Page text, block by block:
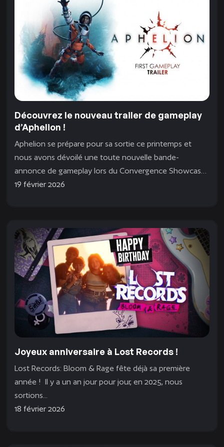
Découvrez le nouveau trailer de gameplay
d’Aphelion !
Aphelion se prépare pour sa sortie ce printemps et
nous avons dévoilé une toute nouvelle bande-
annonce de gameplay lors du Convergence Showcase.
C’est notre...
19 février 2026
Joyeux anniversaire à Lost Records !
Lost Records: Bloom & Rage fête déjà sa première
année ! Il y a un an jour pour jour, en 2025, nous
sortions...
18 février 2026